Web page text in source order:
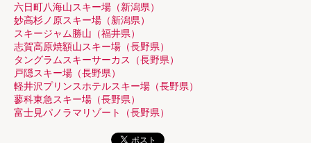
六日町八海山スキー場（新潟県）
妙高杉ノ原スキー場（新潟県）
スキージャム勝山（福井県）
志賀高原焼額山スキー場（長野県）
タングラムスキーサーカス（長野県）
戸隠スキー場（長野県）
軽井沢プリンスホテルスキー場（長野県）
蓼科東急スキー場（長野県）
富士見パノラマリゾート（長野県）